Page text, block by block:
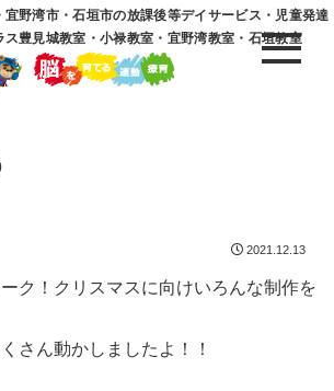
野湾市・石垣市の放課後等デイサービス・児童発達
豊見城教室・小禄教室・宜野湾教室・石垣教室
2021.12.13
ク！クリスマスに向けいろんな制作を
さん動かしましたよ！！